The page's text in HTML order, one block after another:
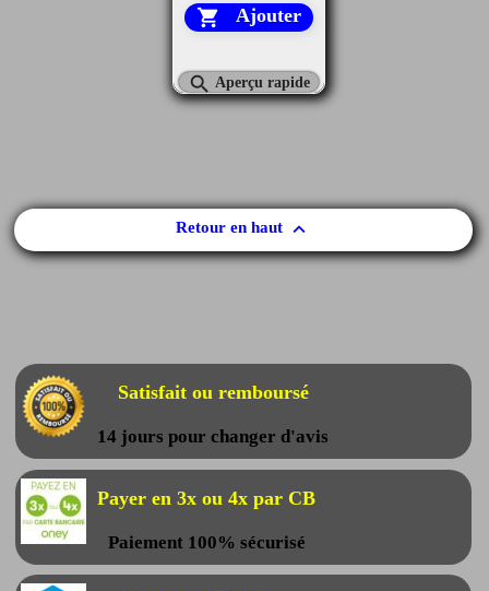
 Ajouter
 Aperçu rapide
Retour en haut 
Satisfait ou remboursé
14 jours pour changer d'avis
Payer en 3x ou 4x par CB
Paiement 100% sécurisé